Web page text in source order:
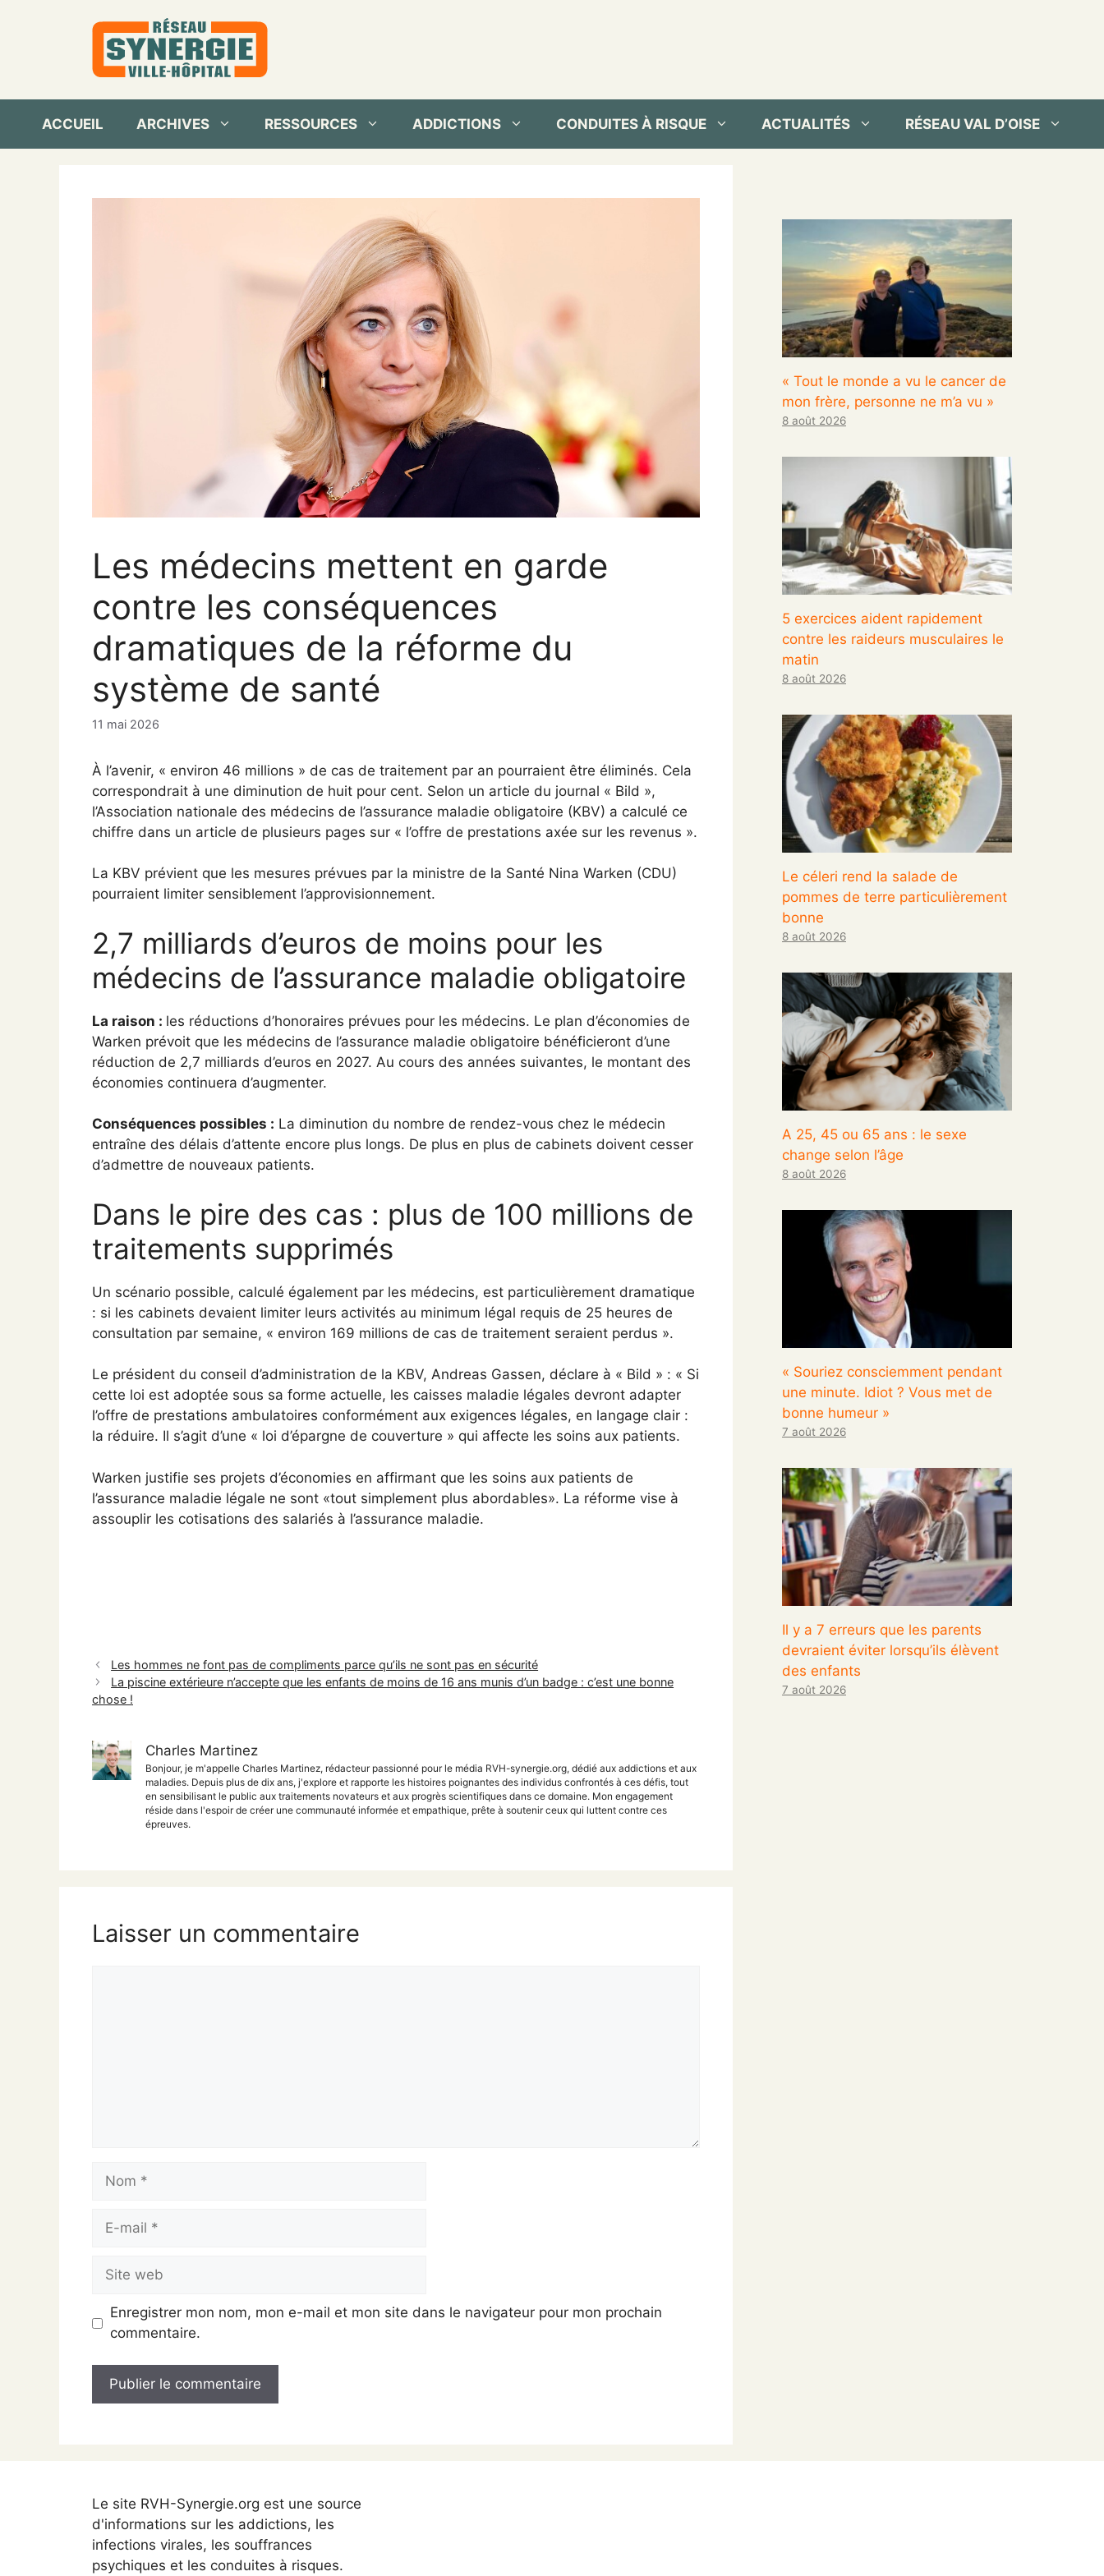
ACCUEIL ARCHIVES RESSOURCES ADDICTIONS CONDUITES À RISQUE ACTUALITÉS RÉSEAU VAL D’OISE
Les médecins mettent en garde
contre les conséquences
dramatiques de la réforme du
système de santé
11 mai 2026
À l’avenir, « environ 46 millions » de cas de traitement par an pourraient être éliminés. Cela
correspondrait à une diminution de huit pour cent. Selon un article du journal « Bild »,
l’Association nationale des médecins de l’assurance maladie obligatoire (KBV) a calculé ce
chiffre dans un article de plusieurs pages sur « l’offre de prestations axée sur les revenus ».
La KBV prévient que les mesures prévues par la ministre de la Santé Nina Warken (CDU)
pourraient limiter sensiblement l’approvisionnement.
2,7 milliards d’euros de moins pour les
médecins de l’assurance maladie obligatoire
La raison : les réductions d’honoraires prévues pour les médecins. Le plan d’économies de
Warken prévoit que les médecins de l’assurance maladie obligatoire bénéficieront d’une
réduction de 2,7 milliards d’euros en 2027. Au cours des années suivantes, le montant des
économies continuera d’augmenter.
Conséquences possibles : La diminution du nombre de rendez-vous chez le médecin
entraîne des délais d’attente encore plus longs. De plus en plus de cabinets doivent cesser
d’admettre de nouveaux patients.
Dans le pire des cas : plus de 100 millions de
traitements supprimés
Un scénario possible, calculé également par les médecins, est particulièrement dramatique
: si les cabinets devaient limiter leurs activités au minimum légal requis de 25 heures de
consultation par semaine, « environ 169 millions de cas de traitement seraient perdus ».
Le président du conseil d’administration de la KBV, Andreas Gassen, déclare à « Bild » : « Si
cette loi est adoptée sous sa forme actuelle, les caisses maladie légales devront adapter
l’offre de prestations ambulatoires conformément aux exigences légales, en langage clair :
la réduire. Il s’agit d’une « loi d’épargne de couverture » qui affecte les soins aux patients.
Warken justifie ses projets d’économies en affirmant que les soins aux patients de
l’assurance maladie légale ne sont «tout simplement plus abordables». La réforme vise à
assouplir les cotisations des salariés à l’assurance maladie.
Les hommes ne font pas de compliments parce qu’ils ne sont pas en sécurité
La piscine extérieure n’accepte que les enfants de moins de 16 ans munis d’un badge : c’est une bonne
chose !
Charles Martinez
Bonjour, je m'appelle Charles Martinez, rédacteur passionné pour le média RVH-synergie.org, dédié aux addictions et aux
maladies. Depuis plus de dix ans, j'explore et rapporte les histoires poignantes des individus confrontés à ces défis, tout
en sensibilisant le public aux traitements novateurs et aux progrès scientifiques dans ce domaine. Mon engagement
réside dans l'espoir de créer une communauté informée et empathique, prête à soutenir ceux qui luttent contre ces
épreuves.
Laisser un commentaire
Nom
Site
web
Enregistrer mon nom, mon e-mail et mon site dans le navigateur pour mon prochain
commentaire.
« Tout le monde a vu le cancer de
mon frère, personne ne m’a vu »
8 août 2026
5 exercices aident rapidement
contre les raideurs musculaires le
matin
8 août 2026
Le céleri rend la salade de
pommes de terre particulièrement
bonne
8 août 2026
A 25, 45 ou 65 ans : le sexe
change selon l’âge
8 août 2026
« Souriez consciemment pendant
une minute. Idiot ? Vous met de
bonne humeur »
7 août 2026
Il y a 7 erreurs que les parents
devraient éviter lorsqu’ils élèvent
des enfants
7 août 2026
Le site RVH-Synergie.org est une source
d'informations sur les addictions, les
infections virales, les souffrances
psychiques et les conduites à risques.